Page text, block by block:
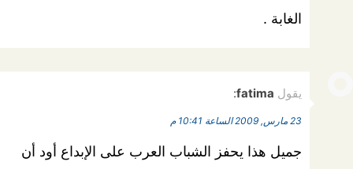
الغابة .
يقول fatima
:
23 مارس, 2009 الساعة 10:41 م
جميل هذا يحفز الشباب العرب على الإبداع أود أن